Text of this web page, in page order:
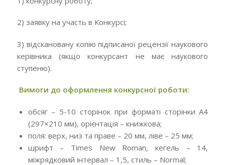
2) заявку на участь в Конкурсі;
3) відскановану копію підписаної рецензії наукового
керівника (якщо конкурсант не має наукового
ступеню).
Вимоги до оформлення конкурсної роботи:
обсяг – 5-10 сторінок при форматі сторінки А4
(297×210 мм), орієнтація – книжкова;
поля: верх, низ та праве – 20 мм, ліве – 25 мм;
шрифт – Times New Roman, кегель – 14,
міжрядковий інтервал – 1,5, стиль – Normal;